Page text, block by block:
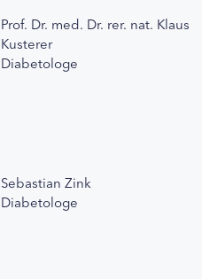
Prof. Dr. med. Dr. rer. nat. Klaus
Kusterer
Diabetologe
Sebastian Zink
Diabetologe